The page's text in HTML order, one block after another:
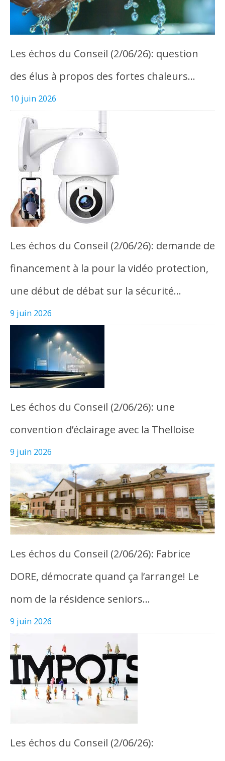
Les échos du Conseil (2/06/26): question
des élus à propos des fortes chaleurs…
10 juin 2026
Les échos du Conseil (2/06/26): demande de
financement à la pour la vidéo protection,
une début de débat sur la sécurité…
9 juin 2026
Les échos du Conseil (2/06/26): une
convention d’éclairage avec la Thelloise
9 juin 2026
Les échos du Conseil (2/06/26): Fabrice
DORE, démocrate quand ça l’arrange! Le
nom de la résidence seniors…
9 juin 2026
Les échos du Conseil (2/06/26):